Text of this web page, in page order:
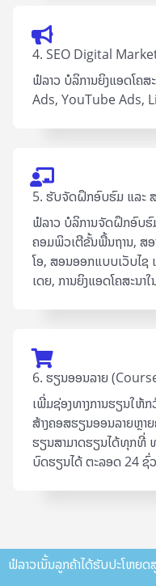
4. SEO Digital
ຟໍລາວ ບໍລິການຍິງແອດໂຄ
Ads, YouTube Ads,
5. ຮັບຈັດຝຶກອົບຮົມ ແລະ
ຟໍລາວ ບໍລິການຈັດຝຶກອົບຮົ
ຄອມພິວເຕີຂັ້ນພື້ນຖານ, ສ
ໂອ, ສອນອອກແບບເວັບໄຊ
ເດຍ, ການຍິງແອດໂຄສະນ
6. ຮຽນອອນລາຍ
ເພີ່ມຊ່ອງທາງການຮຽນໃຫ້ກ
ສ້າງຄອສຮຽນອອນລາຍຫຼາ
ຮຽນສາມາດຮຽນໄດ້ທຸກທີ່
ບົດຮຽນໄດ້ ຕະລອດ 24 ຊົ່ວ
ຟໍລາວເນັ້ນລູກຄ້າໄດ້ຮັບປະໂຫຍດ